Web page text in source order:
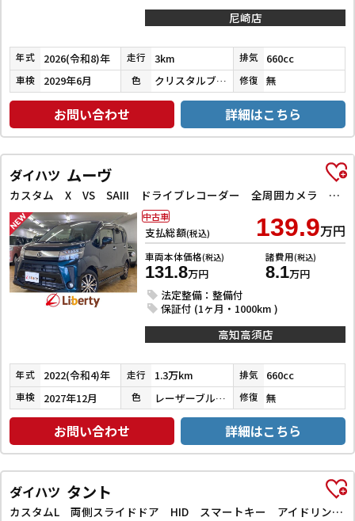
尼崎店
年式 2026(令和8)年 走行 3km 排気 660cc
車検 2029年6月 色 クリスタルブラックパール 修復 無
お問い合わせ 詳細はこちら
ダイハツ ムーヴ
カスタム X VS SAIII ドライブレコーダー 全周囲カメラ ナビ TV クリアランスソナー 衝突被害軽減システム オートマチックハイビーム オートライト LEDヘッドランプ スマートキー アイドリングストップ 電動格納ミラー
支払総額(税込) 139.9万円
車両本体価格(税込)
131.8万円
諸費用(税込)
8.1万円
法定整備：整備付
保証付 (1ヶ月・1000km )
中古車
高知高須店
年式 2022(令和4)年 走行 1.3万km 排気 660cc
車検 2027年12月 色 レーザーブルークリスタルシャイン 修復 無
お問い合わせ 詳細はこちら
ダイハツ タント
カスタムL 両側スライドドア HID スマートキー アイドリングストップ 電動格納ミラー ベンチシート CVT 盗難防止システム ABS アルミホイール 衝突安全ボディ エアコン パワーステアリング